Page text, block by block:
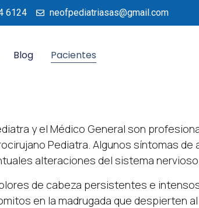
6124 neofpediatriasas@gmail.com
Blog Pacientes
y el Médico General son
Pediatra. Algunos síntomas
alteraciones del sistema
de cabeza persistentes e
en la madrugada que despierten al